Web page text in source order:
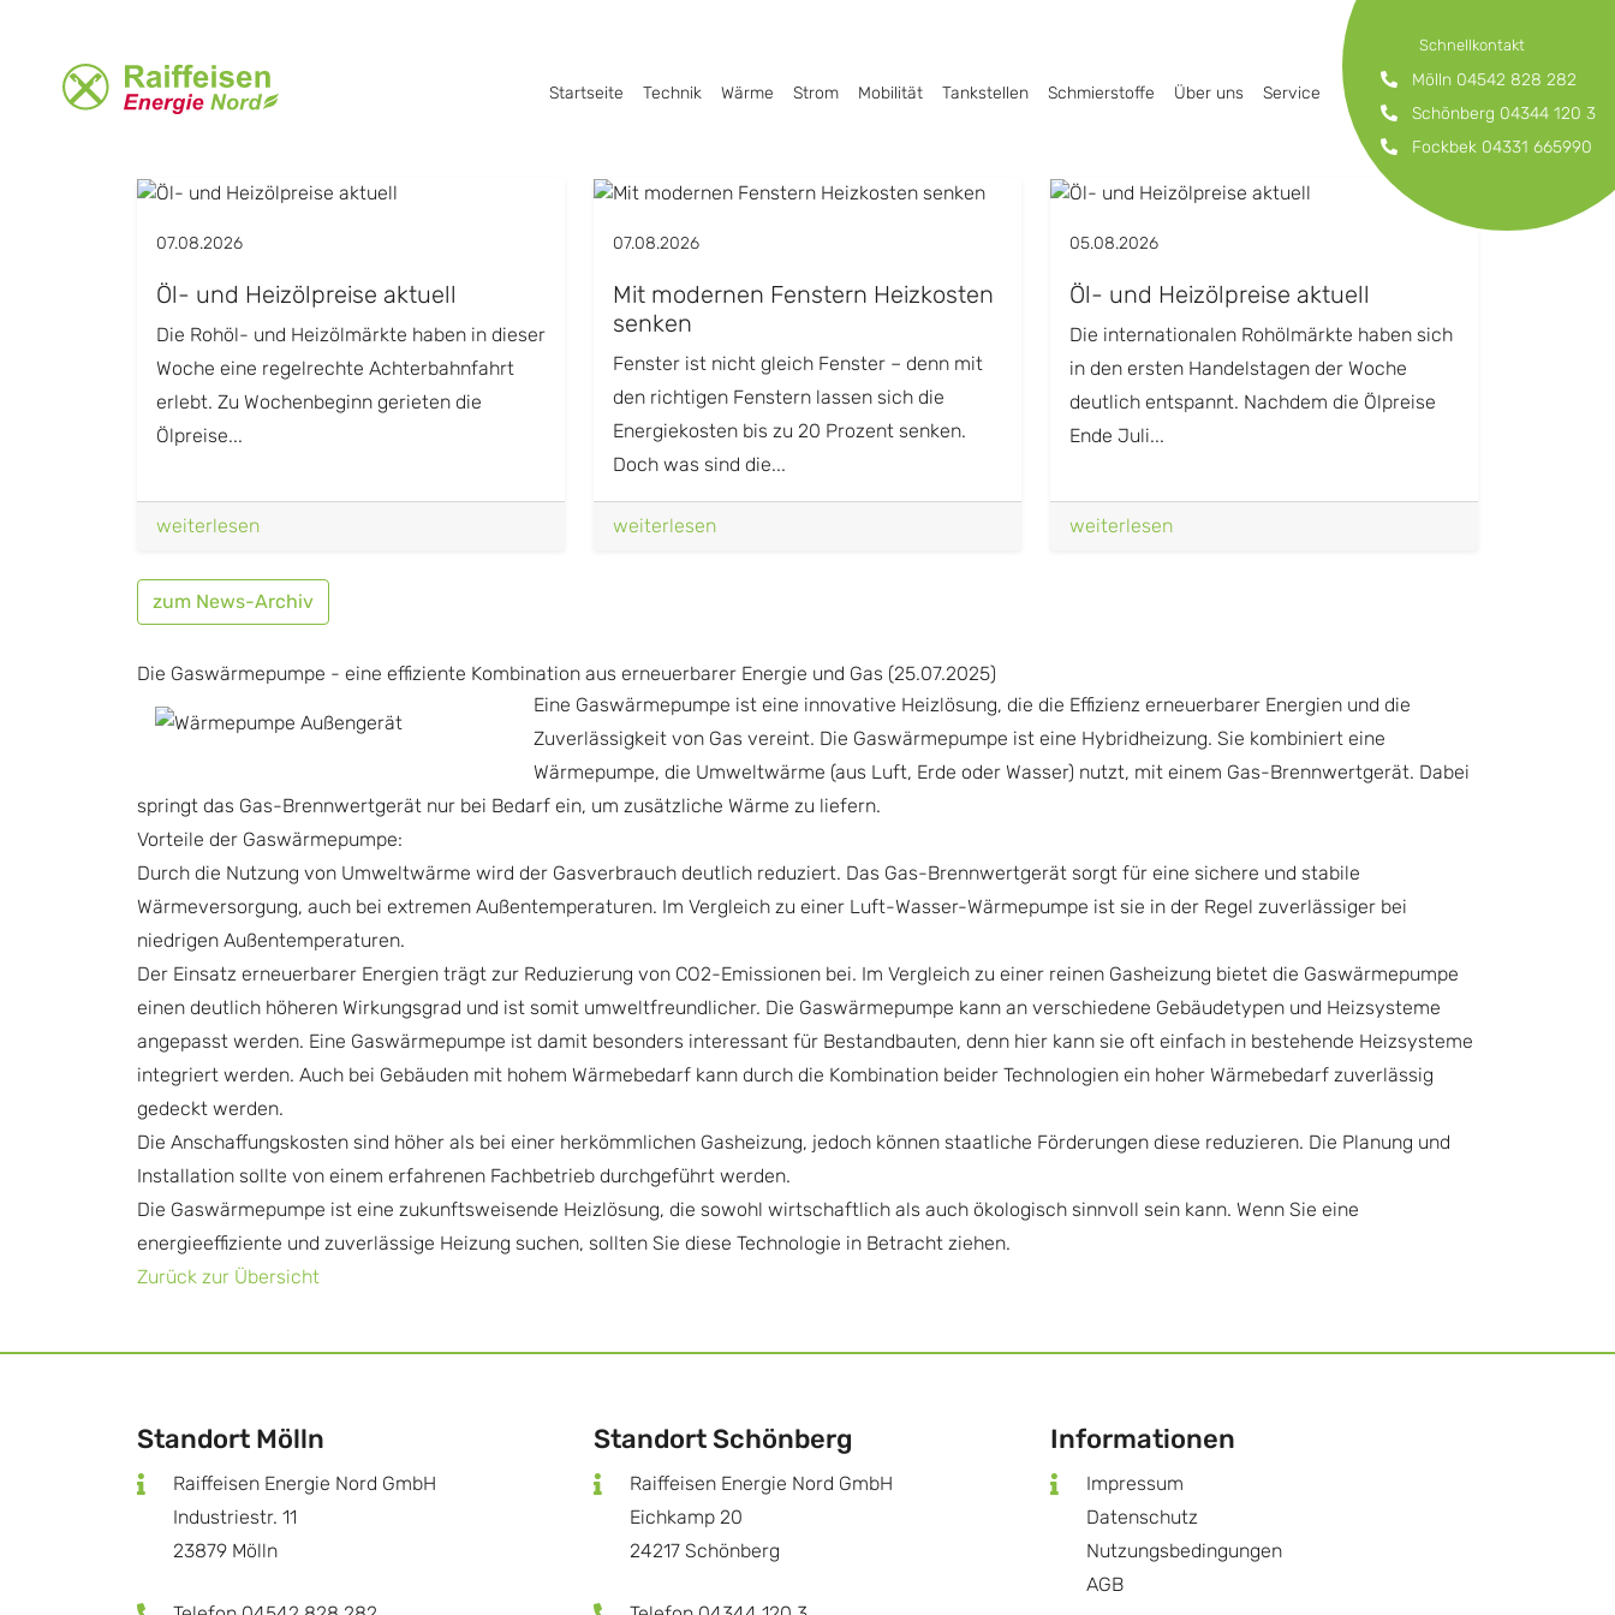
Startseite Technik Wärme Strom Mobilität Tankstellen Schmierstoffe Über uns Service
Schnellkontakt
Mölln 04542 828 282
Schönberg 04344 120 3
Fockbek 04331 665990
07.08.2026
Öl- und Heizölpreise aktuell
Die Rohöl- und Heizölmärkte haben in dieser
Woche eine regelrechte Achterbahnfahrt
erlebt. Zu Wochenbeginn gerieten die
Ölpreise...
weiterlesen
07.08.2026
Mit modernen Fenstern Heizkosten
senken
Fenster ist nicht gleich Fenster – denn mit
den richtigen Fenstern lassen sich die
Energiekosten bis zu 20 Prozent senken.
Doch was sind die...
weiterlesen
05.08.2026
Öl- und Heizölpreise aktuell
Die internationalen Rohölmärkte haben sich
in den ersten Handelstagen der Woche
deutlich entspannt. Nachdem die Ölpreise
Ende Juli...
weiterlesen
zum News-Archiv
Die Gaswärmepumpe - eine effiziente Kombination aus erneuerbarer Energie und Gas (25.07.2025)
Eine Gaswärmepumpe ist eine innovative Heizlösung, die die Effizienz erneuerbarer Energien und die
Zuverlässigkeit von Gas vereint. Die Gaswärmepumpe ist eine Hybridheizung. Sie kombiniert eine
Wärmepumpe, die Umweltwärme (aus Luft, Erde oder Wasser) nutzt, mit einem Gas-Brennwertgerät. Dabei
springt das Gas-Brennwertgerät nur bei Bedarf ein, um zusätzliche Wärme zu liefern.
Vorteile der Gaswärmepumpe:
Durch die Nutzung von Umweltwärme wird der Gasverbrauch deutlich reduziert. Das Gas-Brennwertgerät sorgt für eine sichere und stabile
Wärmeversorgung, auch bei extremen Außentemperaturen. Im Vergleich zu einer Luft-Wasser-Wärmepumpe ist sie in der Regel zuverlässiger bei
niedrigen Außentemperaturen.
Der Einsatz erneuerbarer Energien trägt zur Reduzierung von CO2-Emissionen bei. Im Vergleich zu einer reinen Gasheizung bietet die Gaswärmepumpe
einen deutlich höheren Wirkungsgrad und ist somit umweltfreundlicher. Die Gaswärmepumpe kann an verschiedene Gebäudetypen und Heizsysteme
angepasst werden. Eine Gaswärmepumpe ist damit besonders interessant für Bestandbauten, denn hier kann sie oft einfach in bestehende Heizsysteme
integriert werden. Auch bei Gebäuden mit hohem Wärmebedarf kann durch die Kombination beider Technologien ein hoher Wärmebedarf zuverlässig
gedeckt werden.
Die Anschaffungskosten sind höher als bei einer herkömmlichen Gasheizung, jedoch können staatliche Förderungen diese reduzieren. Die Planung und
Installation sollte von einem erfahrenen Fachbetrieb durchgeführt werden.
Die Gaswärmepumpe ist eine zukunftsweisende Heizlösung, die sowohl wirtschaftlich als auch ökologisch sinnvoll sein kann. Wenn Sie eine
energieeffiziente und zuverlässige Heizung suchen, sollten Sie diese Technologie in Betracht ziehen.
Zurück zur Übersicht
Standort Mölln
Raiffeisen Energie Nord GmbH
Industriestr. 11
23879 Mölln
Standort Schönberg
Raiffeisen Energie Nord GmbH
Eichkamp 20
24217 Schönberg
Informationen
Impressum
Datenschutz
Nutzungsbedingungen
AGB